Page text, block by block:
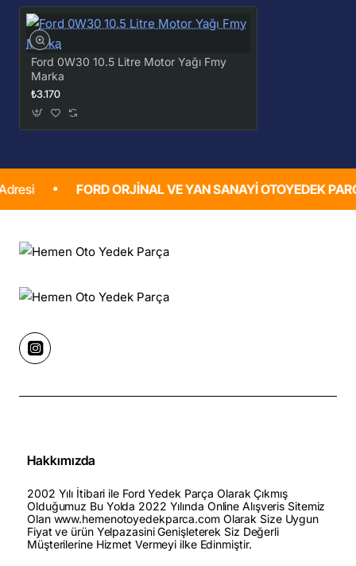
Ford 0W30 10.5 Litre Motor Yağı Fmy
Marka
₺3.170
FORD ORJINAL VE YAN SANAYI OTOYEDEK PARÇA
Hakkımızda
2002 Yılı İtibari ile Ford Yedek Parça Olarak Çıkmış
Olduğumuz Bu Yolda 2022 Yılında Online Alışveris Sitemiz
Olan www.hemenotoyedekparca.com Olarak Size Uygun
Fiyat ve ürün Yelpazasini Genişleterek Siz Değerli
Müşterilerine Hizmet Vermeyi ilke Edinmiştir.